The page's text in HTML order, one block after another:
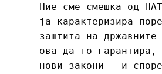
Ние сме смешка од
ја карактеризира
заштита на
ова да го гарантира,
нови закони – и